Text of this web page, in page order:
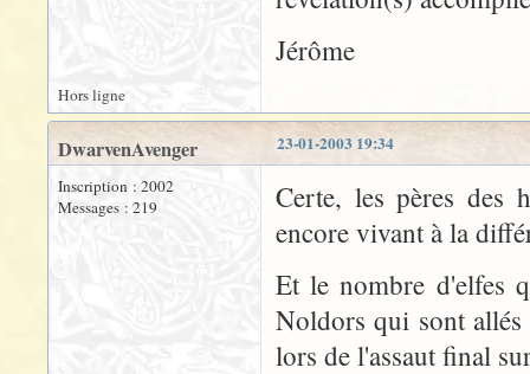
Jérôme
Hors ligne
23-01-2003 19:34
DwarvenAvenger
Inscription : 2002
Messages : 219
Certe, les pères des
encore vivant à la
Et le nombre d'elfes
Noldors qui sont
lors de l'assaut final